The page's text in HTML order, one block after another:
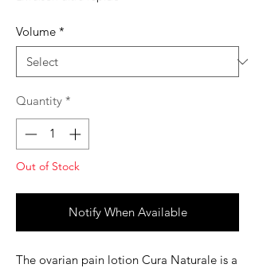
Volume *
Quantity *
Out of Stock
Notify When Available
The ovarian pain lotion Cura Naturale is a